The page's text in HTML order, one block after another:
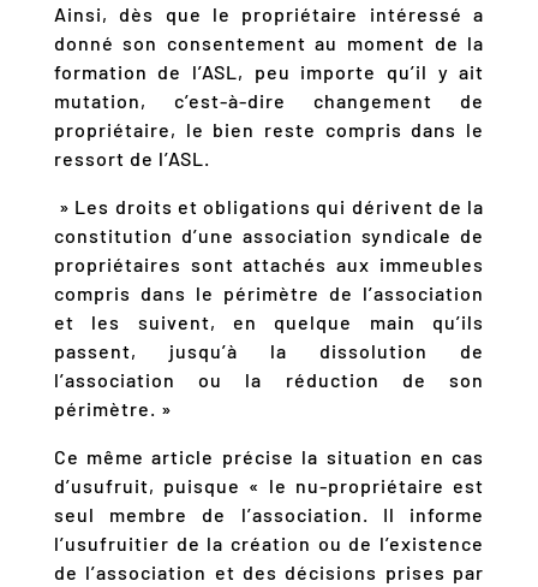
Ainsi, dès que le propriétaire intéressé a
donné son consentement au moment de la
formation de l’ASL, peu importe qu’il y ait
mutation, c’est-à-dire changement de
propriétaire, le bien reste compris dans le
ressort de l’ASL.
» Les droits et obligations qui dérivent de la
constitution d’une association syndicale de
propriétaires sont attachés aux immeubles
compris dans le périmètre de l’association
et les suivent, en quelque main qu’ils
passent, jusqu’à la dissolution de
l’association ou la réduction de son
périmètre. »
Ce même article précise la situation en cas
d’usufruit, puisque « le nu-propriétaire est
seul membre de l’association. Il informe
l’usufruitier de la création ou de l’existence
de l’association et des décisions prises par